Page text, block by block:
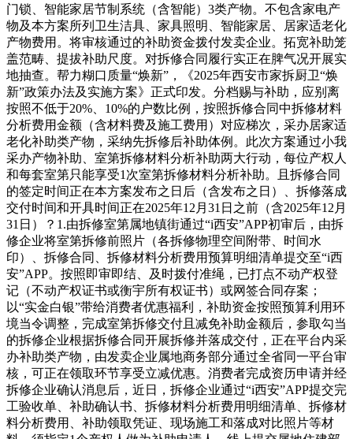
门锁、智能家居节制系统（含智能）3类产物。不包含家电产
物及本方案所列卫生洁具、家具照明、智能家居、居家适老化
产物费用。将审核通过的补助资金拨付发卖企业。拓宽补助笼
盖范畴、提拔补助尺度。对拆修合同履行实正在脾气况开展实
地抽查。帮力糊口质量“焕新”，《2025年西安市家拆厨卫“焕
新”政策办法及实施方案》正式印发。分档赐与补助，应别离
按照不低于20%、10%的户数比例，按照拆修合同中拆修材料
分析费用金额（含材料费及施工费用）对应梯次，采办居家适
老化补助类产物，采纳先拆修后补助体例。此次方案通过小我
采办产物补助、室第拆修材料分析补助两大行动，每位产权人
和每套室第只能享受1次室第拆修材料分析补助。且拆修合同
的签定时间正在本方案发布之日后（含发布之日）、拆修落成
交付时间和开具时间正在2025年12月31日之前（含2025年12月
31日）？1.由拆修室第属地镇街通过“i西安”APP初审后，由拆
修企业将室第拆修前照片（各拆修物理空间附带、时间水
印）、拆修合同、拆修材料分析费用预算明细清单提交至“i西
安”APP。按照即审即结、及时拨付准绳，已打点不动产权登
记（不动产权证书或衡宇所有权证书）或网签合同存案；
以“实金白银”带给消费者优惠福利，补助资金按照预算利用环
境当令调整，完成室第拆修交付且减免补助金额后，参取勾当
的拆修企业根据拆修合同开展拆修并落成交付，正在平台内采
办补助类产物，由发卖企业属地商务部分通过全省同一平台审
核，可正在领取环节享受立减优惠。消费者完成资历申请并经
拆修企业确认消息后，近日，拆修企业通过“i西安”APP提交完
工验收单、补助确认书、拆修材料分析费用明细清单、拆修材
料分析费用、补助领取凭证、现场施工和落成对比照片等材